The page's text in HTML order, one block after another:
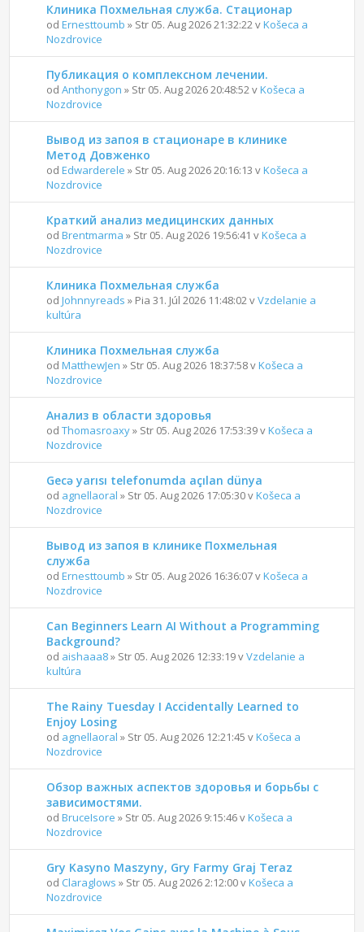
Клиника Похмельная служба. Стационар
odErnesttoumb » Str 05. Aug 2026 21:32:22 vKošeca a
Nozdrovice
Публикация о комплексном лечении.
odAnthonygon » Str 05. Aug 2026 20:48:52 vKošeca a
Nozdrovice
Вывод из запоя в стационаре в клинике
Метод Довженко
odEdwarderele » Str 05. Aug 2026 20:16:13 vKošeca a
Nozdrovice
Краткий анализ медицинских данных
odBrentmarma » Str 05. Aug 2026 19:56:41 vKošeca a
Nozdrovice
Клиника Похмельная служба
odJohnnyreads » Pia 31. Júl 2026 11:48:02 vVzdelanie a
kultúra
Клиника Похмельная служба
odMatthewJen » Str 05. Aug 2026 18:37:58 vKošeca a
Nozdrovice
Анализ в области здоровья
odThomasroaxy» Str 05. Aug 2026 17:53:39 vKošeca a
Nozdrovice
Gecə yarısı telefonumda açılan dünya
od agnellaoral » Str 05. Aug 2026 17:05:30 vKošeca a
Nozdrovice
Вывод из запоя в клинике Похмельная
служба
odErnesttoumb » Str 05. Aug 2026 16:36:07 vKošeca a
Nozdrovice
Can Beginners Learn AI Without a Programming
Background?
od aishaaa8» Str 05. Aug 2026 12:33:19 vVzdelanie a
kultúra
The Rainy Tuesday I Accidentally Learned to
Enjoy Losing
od agnellaoral » Str 05. Aug 2026 12:21:45 vKošeca a
Nozdrovice
Обзор важных аспектов здоровья и борьбы с
зависимостями.
odBruceIsore » Str 05. Aug 2026 9:15:46 vKošeca a
Nozdrovice
Gry Kasyno Maszyny, Gry Farmy Graj Teraz
od Claraglows » Str 05. Aug 2026 2:12:00 vKošeca a
Nozdrovice